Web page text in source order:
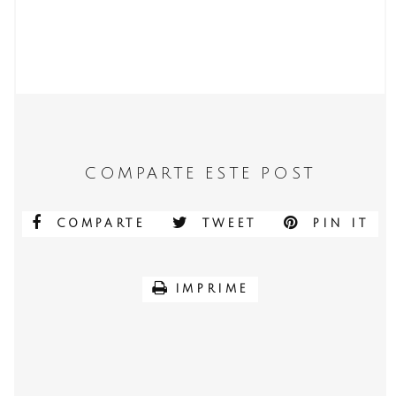
COMPARTE ESTE POST
COMPARTE TWEET PIN IT
IMPRIME